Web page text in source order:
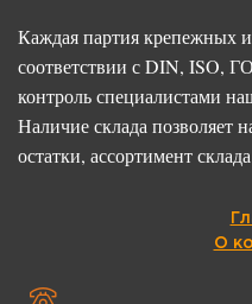
Каждая партия крепежных
соответствии с DIN, ISO,
контроль специалистами
Наличие склада позволяет
остатки, ассортимент
О